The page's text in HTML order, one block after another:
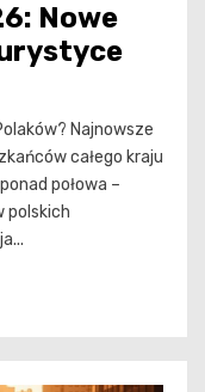
Nowe
Najnowsze
całego kraju
połowa –
polskich